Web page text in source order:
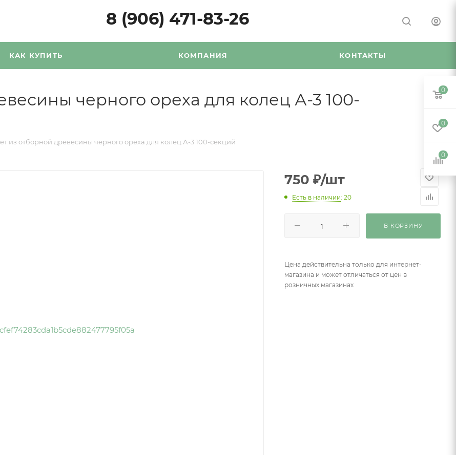
8 (906) 471-83-26
КАК КУПИТЬ КОМПАНИЯ КОНТАКТЫ
черного ореха для колец А-3 100-
из отборной древесины черного ореха для колец А-3 100-секций
750 ₽/шт
Есть в наличии: 20
В КОРЗИНУ
Цена действительна только для интернет-
магазина и может отличаться от цен в
розничных магазинах
0
0
0